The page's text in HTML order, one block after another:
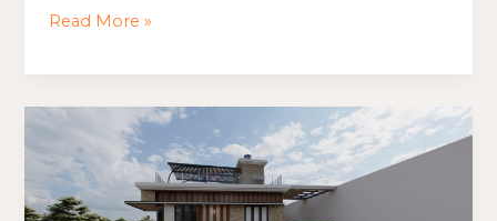
Read More »
Biaya
Bangun
Rumah
3